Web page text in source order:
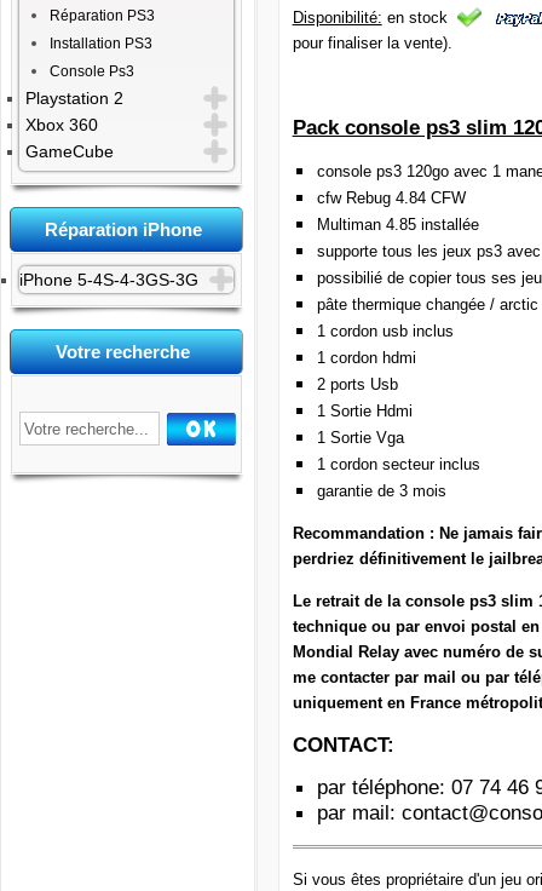
Réparation PS3
Installation PS3
Console Ps3
Playstation 2
Xbox 360
GameCube
Réparation iPhone
iPhone 5-4S-4-3GS-3G
Votre recherche
Disponibilité: en stock
pour finaliser la vente).
Pack console ps3 slim
console ps3 120go avec 1
cfw Rebug 4.84 CFW
Multiman 4.85 installée
supporte tous les jeux ps3
possibilié de copier tous ses
pâte thermique changée / arctic
1 cordon usb inclus
1 cordon hdmi
2 ports Usb
1 Sortie Hdmi
1 Sortie Vga
1 cordon secteur inclus
garantie de 3 mois
Recommandation : Ne jamais
perdriez définitivement le
Le retrait de la console ps3
technique ou par envoi postal
Mondial Relay avec numéro de
me contacter par mail ou par
uniquement en France
CONTACT:
par téléphone: 07 74 46
par mail:
Si vous êtes propriétaire d'un jeu